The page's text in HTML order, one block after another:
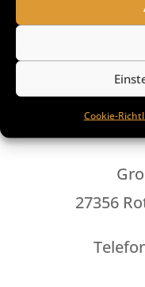
Cookie-
Wir freuen
Rocas
27356